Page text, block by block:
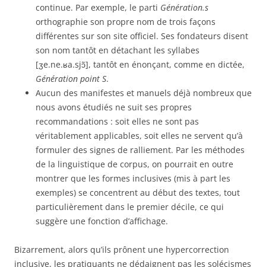
continue. Par exemple, le parti Génération.s
orthographie son propre nom de trois façons
différentes sur son site officiel. Ses fondateurs disent
son nom tantôt en détachant les syllabes
[ʒe.ne.ʁa.sjɔ̃], tantôt en énonçant, comme en dictée,
Génération point S.
Aucun des manifestes et manuels déjà nombreux que
nous avons étudiés ne suit ses propres
recommandations : soit elles ne sont pas
véritablement applicables, soit elles ne servent qu’à
formuler des signes de ralliement. Par les méthodes
de la linguistique de corpus, on pourrait en outre
montrer que les formes inclusives (mis à part les
exemples) se concentrent au début des textes, tout
particulièrement dans le premier décile, ce qui
suggère une fonction d’affichage.
Bizarrement, alors qu’ils prônent une hypercorrection
inclusive, les pratiquants ne dédaignent pas les solécismes